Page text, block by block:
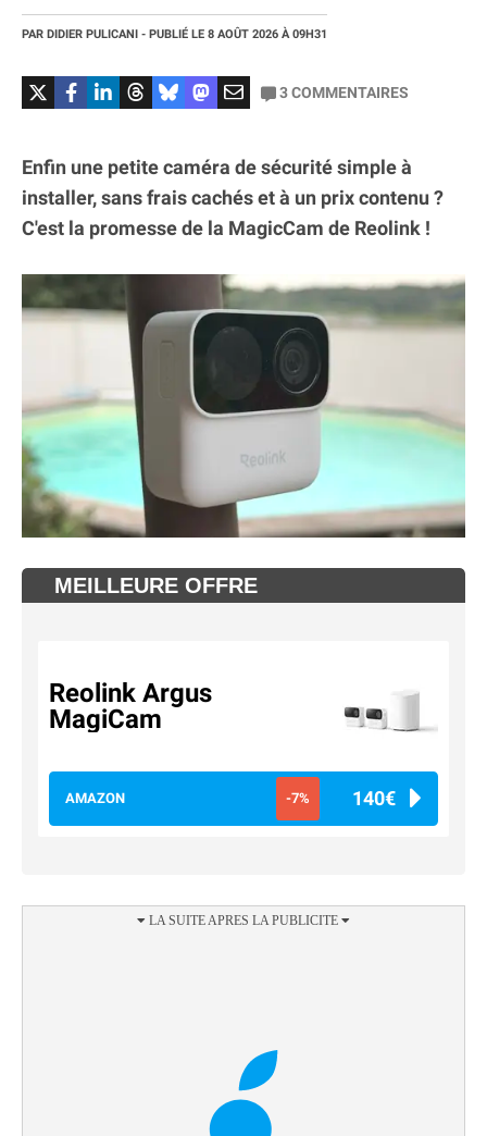
PAR DIDIER PULICANI - PUBLIÉ LE 8 AOÛT 2026 À 09H31
3COMMENTAIRES
Enfin une petite caméra de sécurité simple à
installer, sans frais cachés et à un prix contenu ?
C'est la promesse de la MagicCam de Reolink !
MEILLEURE OFFRE
Reolink Argus
MagiCam
AMAZON -7% 140€